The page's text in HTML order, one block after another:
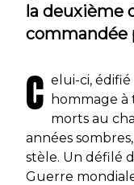
la deuxième
commandée
C elui-ci, édifié
hommage à
morts au
années
stèle. Un défilé
Guerre